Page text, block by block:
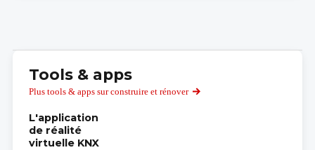
Tools & apps
Plus tools & apps sur construire et rénover
L'application
de réalité
virtuelle KNX